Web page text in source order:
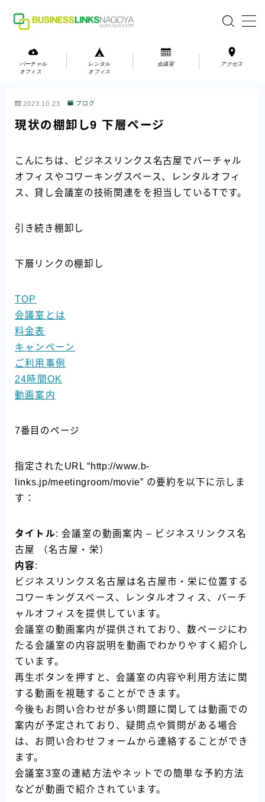
お問い合わせ
ご利用の流れ
会社案内
バーチャル
オフィス
レンタル
オフィス
会議室 アクセス
2023.10.23 ブログ
現状の棚卸し9 下層ページ
こんにちは、ビジネスリンクス名古屋でバーチャル
オフィスやコワーキングスペース、レンタルオフィ
ス、貸し会議室の技術関連をを担当しているTです。
引き続き棚卸し
下層リンクの棚卸し
TOP
会議室とは
料金表
キャンペーン
ご利用事例
24時間OK
動画案内
7番目のページ
指定されたURL “http://www.b-
links.jp/meetingroom/movie” の要約を以下に示しま
す：
タイトル: 会議室の動画案内 – ビジネスリンクス名
古屋 （名古屋・栄）
内容:
ビジネスリンクス名古屋は名古屋市・栄に位置する
コワーキングスペース、レンタルオフィス、バーチ
ャルオフィスを提供しています。
会議室の動画案内が提供されており、数ページにわ
たる会議室の内容説明を動画でわかりやすく紹介し
ています。
再生ボタンを押すと、会議室の内容や利用方法に関
する動画を視聴することができます。
今後もお問い合わせが多い問題に関しては動画での
案内が予定されており、疑問点や質問がある場合
は、お問い合わせフォームから連絡することができ
ます。
会議室3室の連結方法やネットでの簡単な予約方法
などが動画で紹介されています。